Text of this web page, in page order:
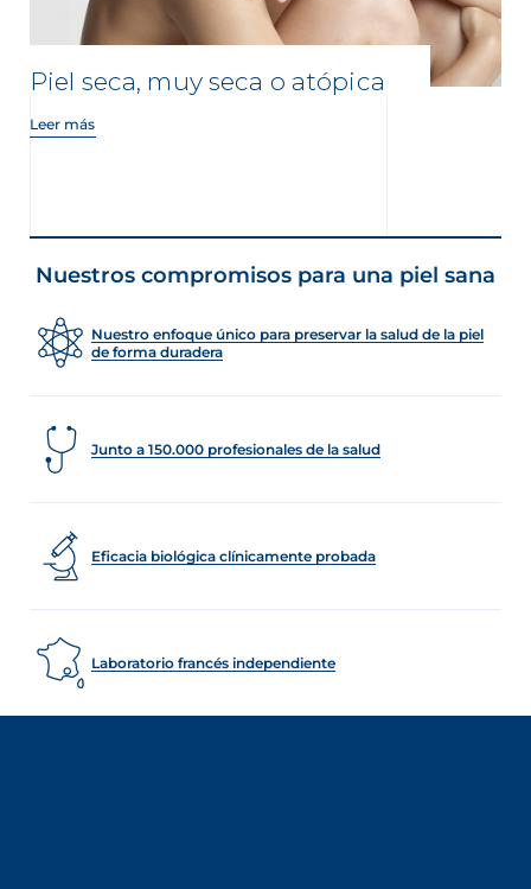
Piel seca, muy seca o atópica
Leer más
Nuestros compromisos para una piel sana
Nuestro enfoque único para preservar la salud de la piel
de forma duradera
Junto a 150.000 profesionales de la salud
Eficacia biológica clínicamente probada
Laboratorio francés independiente